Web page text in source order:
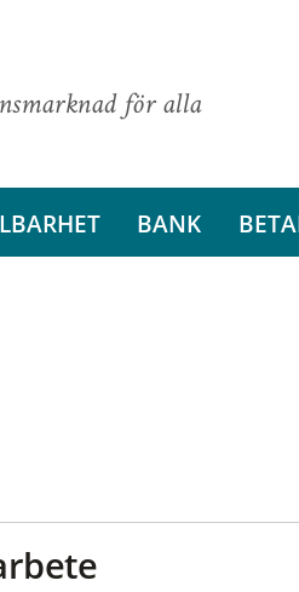
för alla
BANK